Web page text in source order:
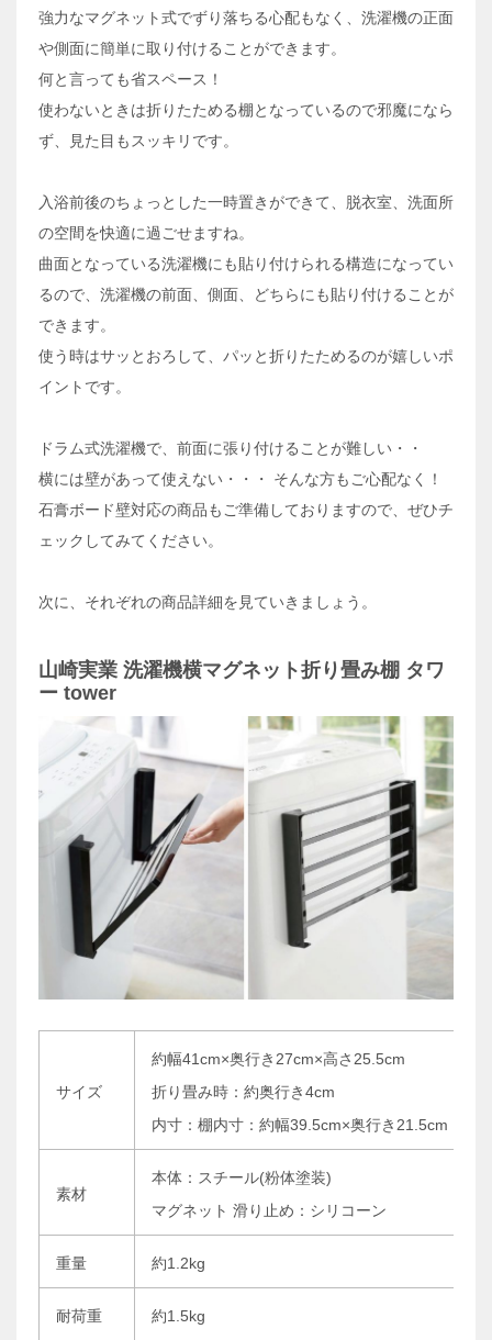
強力なマグネット式でずり落ちる心配もなく、洗濯機の正面
や側面に簡単に取り付けることができます。
何と言っても省スペース！
使わないときは折りたためる棚となっているので邪魔になら
ず、見た目もスッキリです。
入浴前後のちょっとした一時置きができて、脱衣室、洗面所
の空間を快適に過ごせますね。
曲面となっている洗濯機にも貼り付けられる構造になってい
るので、洗濯機の前面、側面、どちらにも貼り付けることが
できます。
使う時はサッとおろして、パッと折りたためるのが嬉しいポ
イントです。
ドラム式洗濯機で、前面に張り付けることが難しい・・
横には壁があって使えない・・・ そんな方もご心配なく！
石膏ボード壁対応の商品もご準備しておりますので、ぜひチ
ェックしてみてください。
次に、それぞれの商品詳細を見ていきましょう。
山崎実業 洗濯機横マグネット折り畳み棚 タワ
ー tower
サイズ
約幅41cm×奥行き27cm×高さ25.5cm
折り畳み時：約奥行き4cm
内寸：棚内寸：約幅39.5cm×奥行き21.5cm
素材
本体：スチール(粉体塗装)
マグネット 滑り止め：シリコーン
重量 約1.2kg
耐荷重 約1.5kg